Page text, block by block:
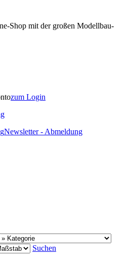
Shop mit der großen Modellbau-
zum Login
Newsletter - Abmeldung
Suchen